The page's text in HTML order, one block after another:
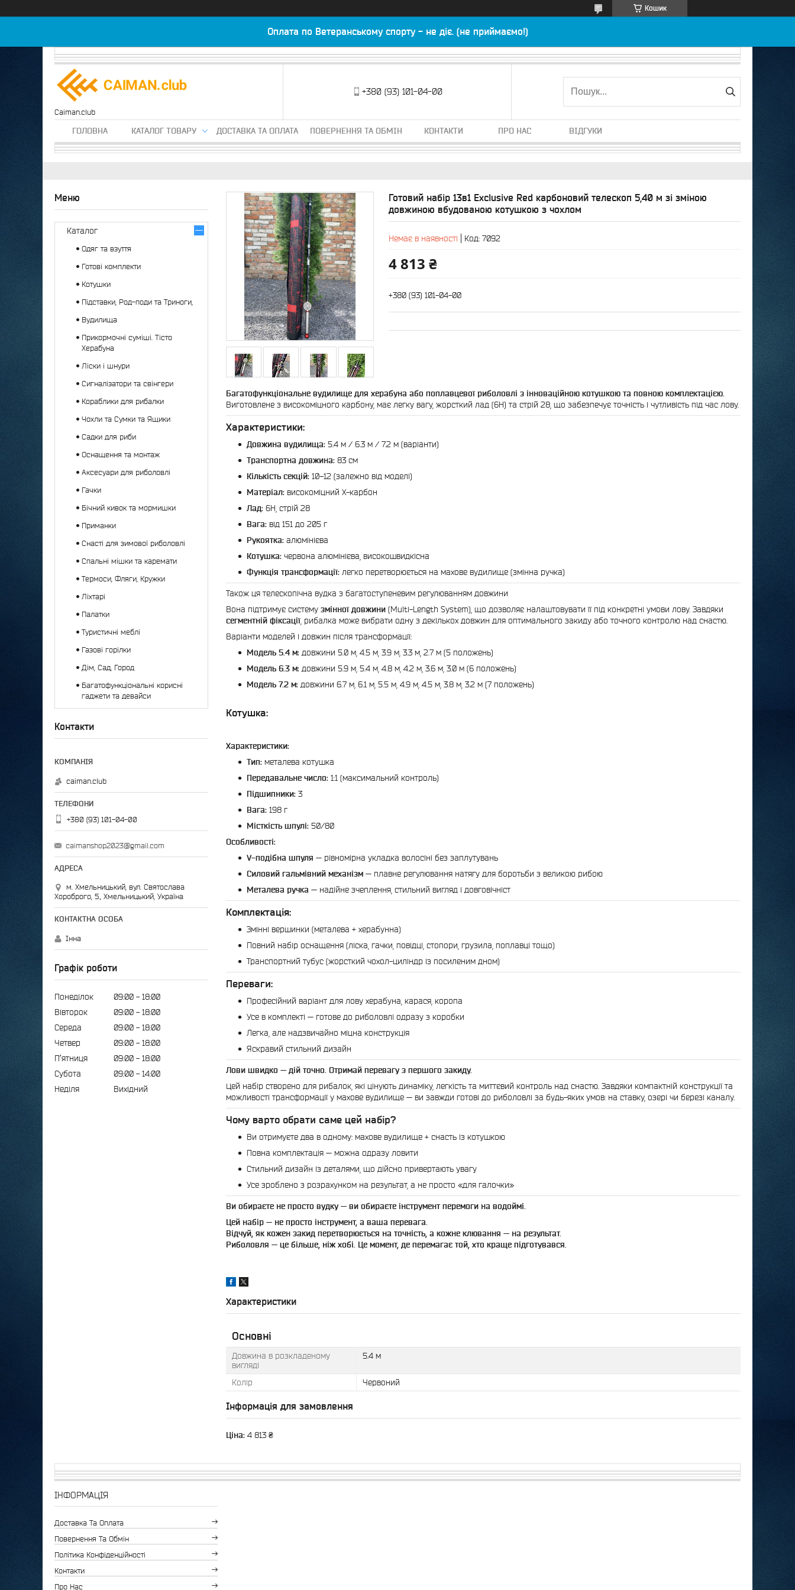
Кошик
Оплата по Ветеранському спорту - не діє. (не приймаємо!)
Caiman.club
+380 (93) 101-04-00
ГОЛОВНА КАТАЛОГ ТОВАРУ ДОСТАВКА ТА ОПЛАТА ПОВЕРНЕННЯ ТА ОБМІН КОНТАКТИ ПРО НАС ВІДГУКИ
Готовий набір 13в1 Exclusive Red карбоновий телескоп 5,40 м зі зміною
довжиною вбудованою котушкою з чохлом
Немає в наявності Код: 7092
4 813 ₴
+380 (93) 101-04-00
Багатофункціональне вудилище для херабуна або поплавцевої риболовлі з інноваційною котушкою та повною комплектацією.
Виготовлене з високоміцного карбону, має легку вагу, жорсткий лад (6H) та стрій 28, що забезпечує точність і чутливість під час лову.
Характеристики:
Довжина вудилища: 5.4 м / 6.3 м / 7.2 м (варіанти)
Транспортна довжина: 83 см
Кількість секцій: 10–12 (залежно від моделі)
Матеріал: високоміцний X-карбон
Лад: 6H, стрій 28
Вага: від 151 до 205 г
Рукоятка: алюмінієва
Котушка: червона алюмінієва, високошвидкісна
Функція трансформації: легко перетворюється на махове вудилище (змінна ручка)
Також ця телескопічна вудка з багатоступеневим регулюванням довжини
Вона підтримує систему змінної довжини (Multi-Length System), що дозволяє налаштовувати її під конкретні умови лову. Завдяки
сегментній фіксації , рибалка може вибрати одну з декількох довжин для оптимального закиду або точного контролю над снастю.
Варіанти моделей і довжин після трансформації:
Модель 5.4 м: довжини 5.0 м, 4.5 м, 3.9 м, 3.3 м, 2.7 м (5 положень)
Модель 6.3 м: довжини 5.9 м, 5.4 м, 4.8 м, 4.2 м, 3.6 м, 3.0 м (6 положень)
Модель 7.2 м: довжини 6.7 м, 6.1 м, 5.5 м, 4.9 м, 4.5 м, 3.8 м, 3.2 м (7 положень)
Котушка:
Характеристики:
Тип: металева котушка
Передавальне число: 1:1 (максимальний контроль)
Підшипники: 3
Вага: 198 г
Місткість шпулі: 50/80
Особливості:
V-подібна шпуля — рівномірна укладка волосіні без заплутувань
Силовий гальмівний механізм — плавне регулювання натягу для боротьби з великою рибою
Металева ручка — надійне зчеплення, стильний вигляд і довговічніст
Комплектація:
Змінні вершинки (металева + херабунна)
Повний набір оснащення (ліска, гачки, повідці, стопори, грузила, поплавці тощо)
Транспортний тубус (жорсткий чохол-циліндр із посиленим дном)
Переваги:
Професійний варіант для лову херабуна, карася, коропа
Усе в комплекті — готове до риболовлі одразу з коробки
Легка, але надзвичайно міцна конструкція
Яскравий стильний дизайн
Лови швидко — дій точно. Отримай перевагу з першого закиду.
Цей набір створено для рибалок, які цінують динаміку, легкість та миттєвий контроль над снастю. Завдяки компактній конструкції та
можливості трансформації у махове вудилище — ви завжди готові до риболовлі за будь-яких умов: на ставку, озері чи березі каналу.
Чому варто обрати саме цей набір?
Ви отримуєте два в одному: махове вудилище + снасть із котушкою
Повна комплектація — можна одразу ловити
Стильний дизайн із деталями, що дійсно привертають увагу
Усе зроблено з розрахунком на результат, а не просто «для галочки»
Ви обираєте не просто вудку — ви обираєте інструмент перемоги на водоймі.
Цей набір — не просто інструмент, а ваша перевага.
Відчуй, як кожен закид перетворюється на точність, а кожне клювання — на результат.
Риболовля — це більше, ніж хобі. Це момент, де перемагає той, хто краще підготувався.
Характеристики
Основні
Довжина в розкладеному
вигляді
5.4 м
Колір Червоний
Інформація для замовлення
Ціна: 4 813 ₴
Каталог
Одяг та взуття
Готові комплекти
Котушки
Підставки, Род-поди та Триноги,
Вудилища
Прикормочні суміші. Тісто
Херабуна
Ліски і шнури
Сигналізатори та свінгери
Кораблики для рибалки
Чохли та Сумки та Ящики
Садки для риби
Оснащення та монтаж
Аксесуари для риболовлі
Гачки
Бічний кивок та мормишки
Приманки
Снасті для зимової риболовлі
Спальні мішки та каремати
Термоси, Фляги, Кружки
Ліхтарі
Палатки
Туристичні меблі
Газові горілки
Дім, Сад, Город
Багатофункціональні корисні
гаджети та девайси
Контакти
caiman.club
+380 (93) 101-04-00
caimanshop2023@gmail.com
м. Хмельницький, вул. Святослава
Хороброго, 5., Хмельницький, Україна
Інна
Графік роботи
Понеділок 09:00
18:00
Вівторок
09:00
18:00
Середа
09:00
18:00
Четвер
09:00
18:00
Пʼятниця
09:00
18:00
Субота
09:00
14:00
Неділя
Вихідний
ІНФОРМАЦІЯ
Доставка Та Оплата
Повернення Та Обмін
Політика Конфіденційності
Контакти
Про Нас